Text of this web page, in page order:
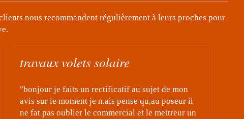
nous recommandent régulièrement à leurs proches pour
de mon
poseur il
le mettreur un
volets solaire
"je viens de faire installer des volerts
l,entreprise ccj17 je suis ravi de ces
des ouvriers tres competant et tres